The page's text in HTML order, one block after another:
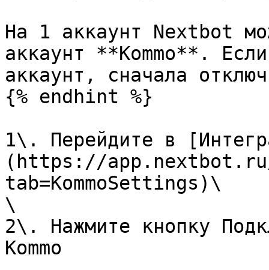
На 1 аккаунт Nextbot
аккаунт **Kommo**.
аккаунт, сначала
{% endhint %}
1\. Перейдите в
(https://
tab=KommoSettings)\
\
2\. Нажмите кнопку
Kommo